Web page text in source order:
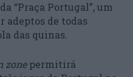
“Praça Portugal”, um
adeptos de todas
das quinas.
zonepermitirá